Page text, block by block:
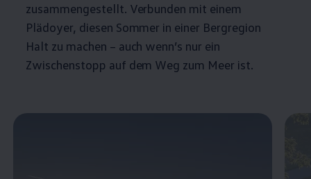
zusammengestellt. Verbunden mit einem
Plädoyer, diesen Sommer in einer Bergregion
Halt zu machen – auch wenn’s nur ein
Zwischenstopp auf dem Weg zum Meer ist.